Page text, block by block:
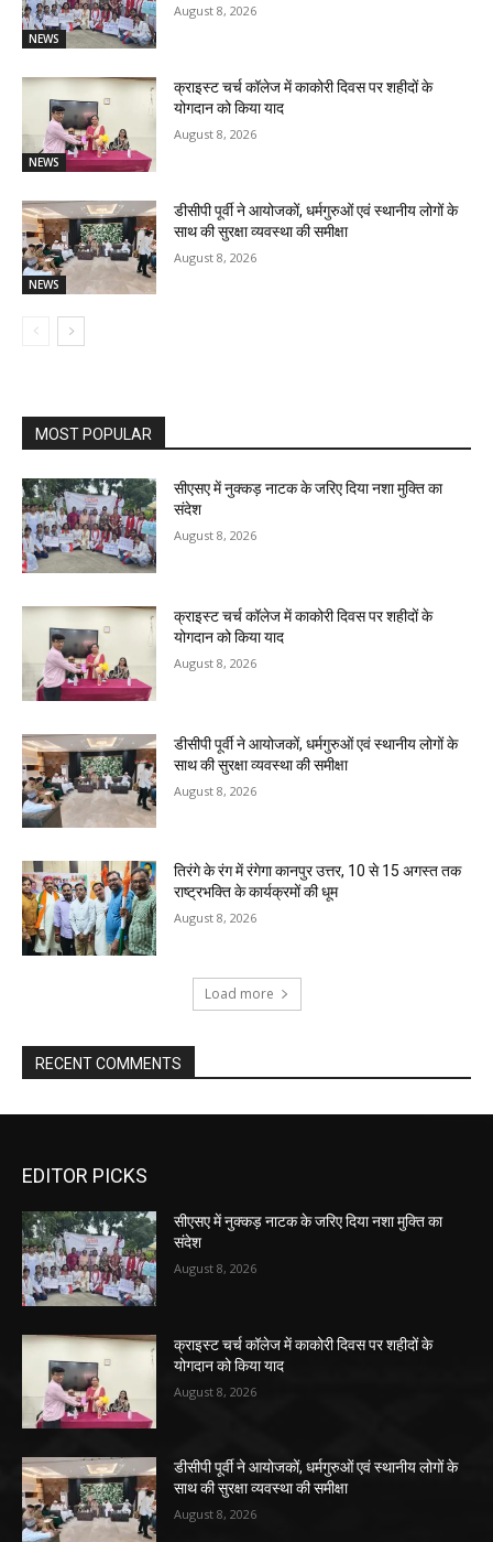
NEWS
August 8, 2026
NEWS
क्राइस्ट चर्च कॉलेज में काकोरी दिवस पर शहीदों के
योगदान को किया याद
August 8, 2026
NEWS
डीसीपी पूर्वी ने आयोजकों, धर्मगुरुओं एवं स्थानीय लोगों के
साथ की सुरक्षा व्यवस्था की समीक्षा
August 8, 2026
MOST POPULAR
सीएसए में नुक्कड़ नाटक के जरिए दिया नशा मुक्ति का
संदेश
August 8, 2026
क्राइस्ट चर्च कॉलेज में काकोरी दिवस पर शहीदों के
योगदान को किया याद
August 8, 2026
डीसीपी पूर्वी ने आयोजकों, धर्मगुरुओं एवं स्थानीय लोगों के
साथ की सुरक्षा व्यवस्था की समीक्षा
August 8, 2026
तिरंगे के रंग में रंगेगा कानपुर उत्तर, 10 से 15 अगस्त तक
राष्ट्रभक्ति के कार्यक्रमों की धूम
August 8, 2026
Load more
RECENT COMMENTS
EDITOR PICKS
सीएसए में नुक्कड़ नाटक के जरिए दिया नशा मुक्ति का
संदेश
August 8, 2026
क्राइस्ट चर्च कॉलेज में काकोरी दिवस पर शहीदों के
योगदान को किया याद
August 8, 2026
डीसीपी पूर्वी ने आयोजकों, धर्मगुरुओं एवं स्थानीय लोगों के
साथ की सुरक्षा व्यवस्था की समीक्षा
August 8, 2026